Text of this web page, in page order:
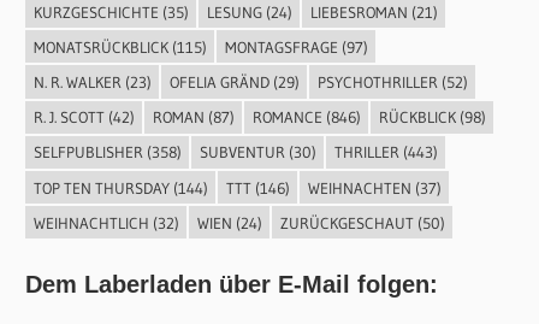
KURZGESCHICHTE (35) LESUNG(24) LIEBESROMAN (21)
MONATSRÜCKBLICK(115) MONTAGSFRAGE (97)
N. R. WALKER (23) OFELIA GRÄND(29) PSYCHOTHRILLER (52)
R. J. SCOTT(42) ROMAN (87) ROMANCE (846) RÜCKBLICK(98)
SELFPUBLISHER(358) SUBVENTUR(30) THRILLER(443)
TOP TEN THURSDAY(144) TTT(146) WEIHNACHTEN (37)
WEIHNACHTLICH (32) WIEN (24) ZURÜCKGESCHAUT(50)
Dem Laberladen über E-Mail folgen: